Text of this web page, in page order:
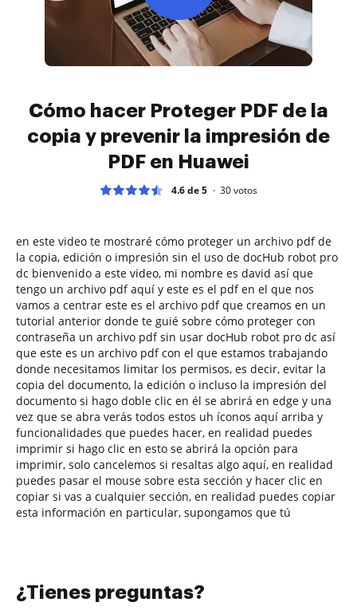
Cómo hacer Proteger PDF de la
copia y prevenir la impresión de
PDF en Huawei
4.6 de 5 30votos
en este video te mostraré cómo proteger un archivo pdf de
la copia, edición o impresión sin el uso de docHub robot pro
dc bienvenido a este video, mi nombre es david así que
tengo un archivo pdf aquí y este es el pdf en el que nos
vamos a centrar este es el archivo pdf que creamos en un
tutorial anterior donde te guié sobre cómo proteger con
contraseña un archivo pdf sin usar docHub robot pro dc así
que este es un archivo pdf con el que estamos trabajando
donde necesitamos limitar los permisos, es decir, evitar la
copia del documento, la edición o incluso la impresión del
documento si hago doble clic en él se abrirá en edge y una
vez que se abra verás todos estos uh íconos aquí arriba y
funcionalidades que puedes hacer, en realidad puedes
imprimir si hago clic en esto se abrirá la opción para
imprimir, solo cancelemos si resaltas algo aquí, en realidad
puedes pasar el mouse sobre esta sección y hacer clic en
copiar si vas a cualquier sección, en realidad puedes copiar
esta información en particular, supongamos que tú
¿Tienes preguntas?